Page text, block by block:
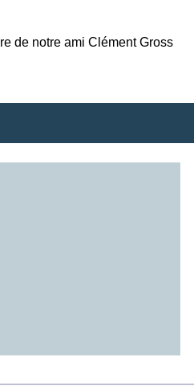
de notre ami Clément Gross